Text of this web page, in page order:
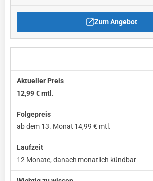
Zum Angebot
12,99 € mtl.
ab dem 13. Monat 14,99 € mtl.
12 Monate, danach monatlich kündbar